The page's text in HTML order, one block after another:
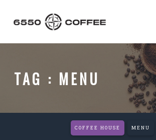
TAG : MENU
COFFEE HOUSE MENU